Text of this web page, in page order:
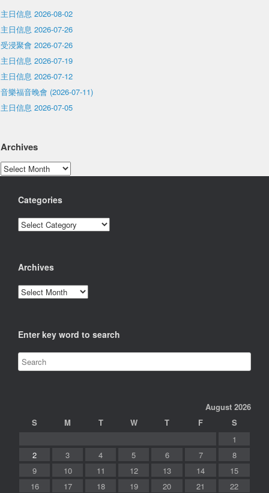
主日信息 2026-08-02
主日信息 2026-07-26
受浸聚會 2026-07-26
主日信息 2026-07-19
主日信息 2026-07-12
音樂福音晚會 (2026-07-11)
主日信息 2026-07-05
Archives
Archives
Categories
Categories
Archives
Archives
Enter key word to search
August 2026
S
M T W T F
S
1
2
3 4 5 6 7
8
9
10 11 12 13 14
15
16
17 18 19 20 21 22